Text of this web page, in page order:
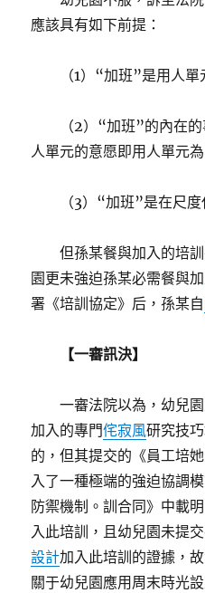
應該具有如下前提：
（1）“加班”是用人單
（2）“加班”的內在
人單元的意愿即用人單元
（3）“加班”是在尺
但孫某餐與加入的培
園更未強迫孫某必需餐與
署《培訓協定》后，孫某自
【一審訊決】
一審法院以為，幼兒
加入的專門侘寂風研究技
的，但其提交的《員工培
入了一種極端的強迫協調
防禦機制。訓合同》中載
入此培訓，且幼兒園未提
設計加入此培訓的證據，
關于幼兒園應用周末時光